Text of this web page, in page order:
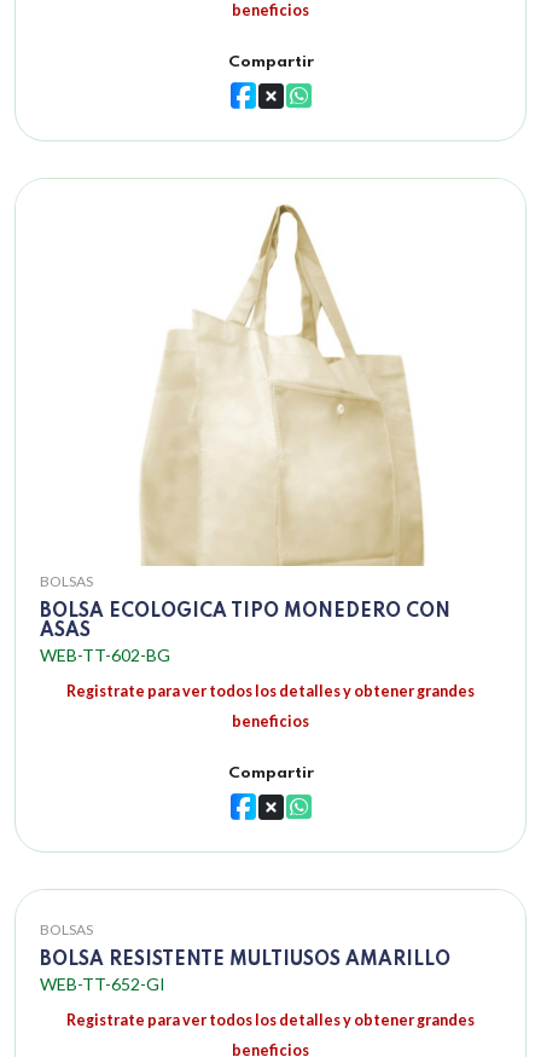
beneficios
Compartir
BOLSAS
BOLSA ECOLOGICA TIPO MONEDERO CON
ASAS
WEB-TT-602-BG
Registrate para ver todos los detalles y obtener grandes
beneficios
Compartir
BOLSAS
BOLSA RESISTENTE MULTIUSOS AMARILLO
WEB-TT-652-GI
Registrate para ver todos los detalles y obtener grandes
beneficios